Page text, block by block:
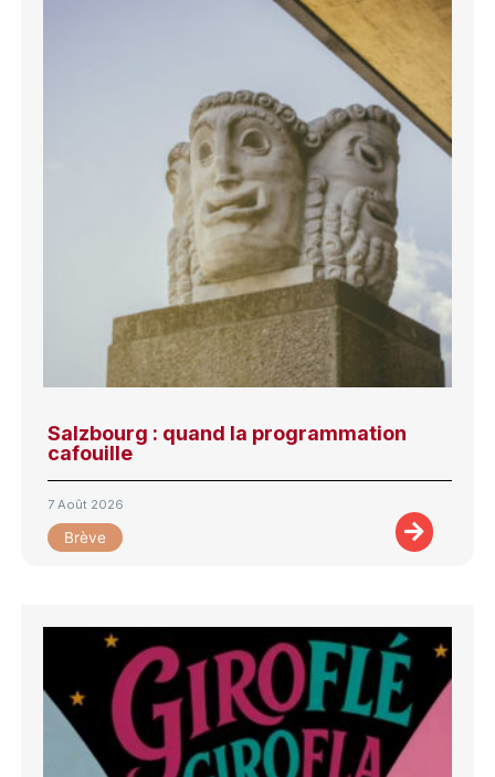
Salzbourg : quand la programmation
cafouille
7 Août 2026
Brève